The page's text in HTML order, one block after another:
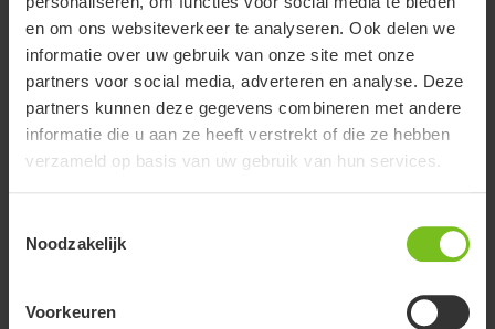
en om ons websiteverkeer te analyseren. Ook delen we
informatie over uw gebruik van onze site met onze
partners voor social media, adverteren en analyse. Deze
partners kunnen deze gegevens combineren met andere
informatie die u aan ze heeft verstrekt of die ze hebben
verzameld op basis van uw gebruik van hun services.
Noodzakelijk
Voorkeuren
hartaanval de behoefte ondervond om gebruikers op een
veilige manier te kunnen tillen en verplaatsen.
2011
Het Deense bedrijf werd in 1982 opgericht door Erik Ernst,
Flemming Møller en Lars Lykke, die op basis van hun
hulpmiddelen voor kinderen.